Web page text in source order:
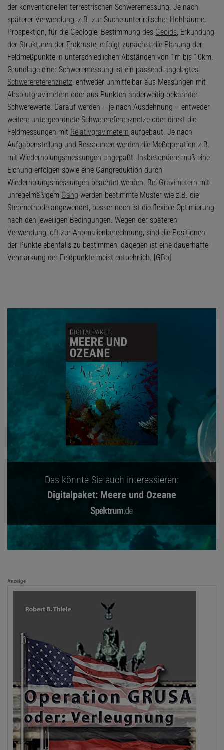
der konventionellen terrestrischen Schweremessung. Je nach
späterer Verwendung, z.B. zur Suche unterirdischer Hohlräume,
Prospektion, für die Geologie, Bestimmung des Geoids, Erkundung
der Strukturen der Erdkruste, erfolgt zunächst die Planung der
Feldmeßpunkte in unterschiedlichen Abständen von 1m bis 10km.
Grundlage einer Schweremessung ist ein passend angelegtes
Schwerereferenznetz, entweder unmittelbar aus Messungen mit
Absolutgravimetern oder aus Punkten anderweitig bekannter
Schwerewerte. Darauf werden – je nach Ausdehnung – entweder
weitere untergeordnete Schwerereferenznetze oder direkt die
Feldmessungen mit Relativgravimetern aufgebaut. Je nach
Aufgabenstellung und Ressourcen werden die Meßoperation z.B.
mit Wiederholungsmessungen angepaßt. Insbesondere muß eine
Eichung erfolgen sowie eine Gangreduktion durch
Wiederholungsmessungen beachtet werden. Bei Gravimetern mit
unregelmäßigem Gang werden bestimmte Muster wie z.B. die
Stepmethode angewendet, besser noch ist die flexible Optimierung
nach den jeweiligen Bedingungen. Wegen der späteren
Verwendung, oft zur Anomalienberechnung, sind die Positionen
der Punkte ebenfalls zu bestimmen, dagegen ist eine dauerhafte
Vermarkung der Feldpunkte meist entbehrlich. [GBo]
Das könnte Sie auch interessieren:
Digitalpaket: Meere und Ozeane
Anzeige